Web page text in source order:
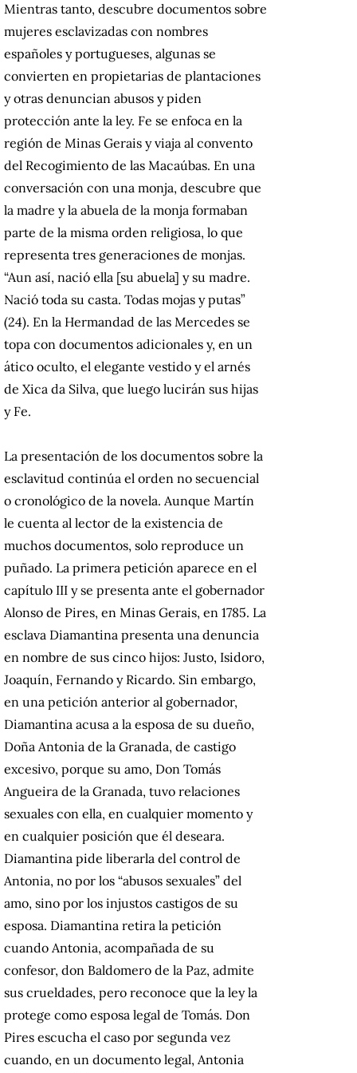
Mientras tanto, descubre documentos sobre
mujeres esclavizadas con nombres
españoles y portugueses, algunas se
convierten en propietarias de plantaciones
y otras denuncian abusos y piden
protección ante la ley. Fe se enfoca en la
región de Minas Gerais y viaja al convento
del Recogimiento de las Macaúbas. En una
conversación con una monja, descubre que
la madre y la abuela de la monja formaban
parte de la misma orden religiosa, lo que
representa tres generaciones de monjas.
“Aun así, nació ella [su abuela] y su madre.
Nació toda su casta. Todas mojas y putas”
(24). En la Hermandad de las Mercedes se
topa con documentos adicionales y, en un
ático oculto, el elegante vestido y el arnés
de Xica da Silva, que luego lucirán sus hijas
y Fe.
La presentación de los documentos sobre la
esclavitud continúa el orden no secuencial
o cronológico de la novela. Aunque Martín
le cuenta al lector de la existencia de
muchos documentos, solo reproduce un
puñado. La primera petición aparece en el
capítulo III y se presenta ante el gobernador
Alonso de Pires, en Minas Gerais, en 1785. La
esclava Diamantina presenta una denuncia
en nombre de sus cinco hijos: Justo, Isidoro,
Joaquín, Fernando y Ricardo. Sin embargo,
en una petición anterior al gobernador,
Diamantina acusa a la esposa de su dueño,
Doña Antonia de la Granada, de castigo
excesivo, porque su amo, Don Tomás
Angueira de la Granada, tuvo relaciones
sexuales con ella, en cualquier momento y
en cualquier posición que él deseara.
Diamantina pide liberarla del control de
Antonia, no por los “abusos sexuales” del
amo, sino por los injustos castigos de su
esposa. Diamantina retira la petición
cuando Antonia, acompañada de su
confesor, don Baldomero de la Paz, admite
sus crueldades, pero reconoce que la ley la
protege como esposa legal de Tomás. Don
Pires escucha el caso por segunda vez
cuando, en un documento legal, Antonia